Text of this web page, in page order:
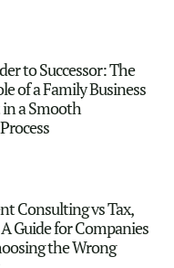
to Successor: The
of a Family Business
a Smooth
Consulting vs Tax,
Guide for Companies
the Wrong